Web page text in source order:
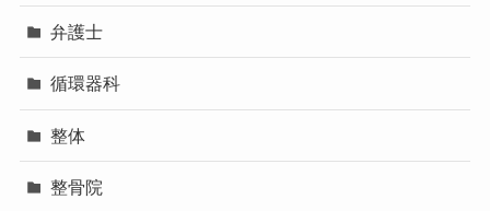
弁護士
循環器科
整体
整骨院